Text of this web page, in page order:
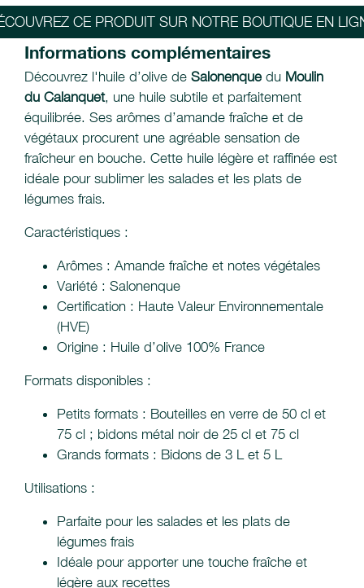
CE PRODUIT SUR NOTRE BOUTIQUE EN
Informations complémentaires
Découvrez l'huile d’olive de Salonenque du Moulin
du Calanquet, une huile subtile et parfaitement
équilibrée. Ses arômes d’amande fraîche et de
végétaux procurent une agréable sensation de
fraîcheur en bouche. Cette huile légère et raffinée est
idéale pour sublimer les salades et les plats de
légumes frais.
Caractéristiques :
Arômes : Amande fraîche et notes végétales
Variété : Salonenque
Certification : Haute Valeur Environnementale
(HVE)
Origine : Huile d’olive 100% France
Formats disponibles :
Petits formats : Bouteilles en verre de 50 cl et
75 cl ; bidons métal noir de 25 cl et 75 cl
Grands formats : Bidons de 3 L et 5 L
Utilisations :
Parfaite pour les salades et les plats de
légumes frais
Idéale pour apporter une touche fraîche et
légère aux recettes